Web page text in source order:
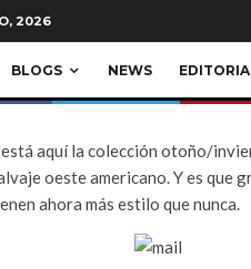
2026
BLOGS NEWS
aquí la colección otoño/
oeste americano. Y es que
ahora más estilo que nunca.